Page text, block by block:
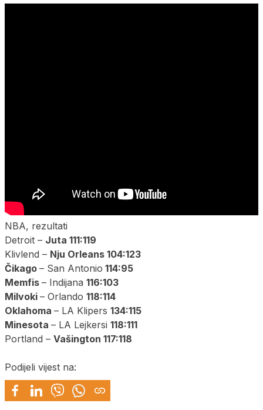
NBA, rezultati
Detroit – Juta 111:119
Klivlend – Nju Orleans 104:123
Čikago – San Antonio 114:95
Memfis – Indijana 116:103
Milvoki – Orlando 118:114
Oklahoma – LA Klipers 134:115
Minesota – LA Lejkersi 118:111
Portland – Vašington 117:118
Podijeli vijest na: